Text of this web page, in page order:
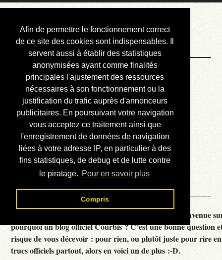
Afin de permettre le fonctionnement correct
de ce site des cookies sont indispensables. Il
servent aussi à établir des statistiques
anonymisées ayant comme finalités
principales l'ajustement des ressources
nécessaires à son fonctionnement ou la
justification du trafic auprès d'annonceurs
publicitaires. En poursuivant votre navigation
vous acceptez ce traitement ainsi que
l'enregistrement de données de navigation
liées à votre adresse IP, en particulier à des
fins statistiques, de debug et de lutte contre
le piratage. Pour en savoir plus
Compris
Courbis, « LE »
Blog Officiel
Bienvenue
Réalisations
Divers (et d’été)
Annonces
Liens externes
Téléchargement
Contact
Courbis, « LE » Blog Officiel - je vous souhaite la bienvenue
pourquoi un blog officiel Courbis ? C’est une bonne question
risque de vous décevoir : pour rien, ou plutôt juste pour rire
trucs officiels partout, alors en voici un de plus :-D.